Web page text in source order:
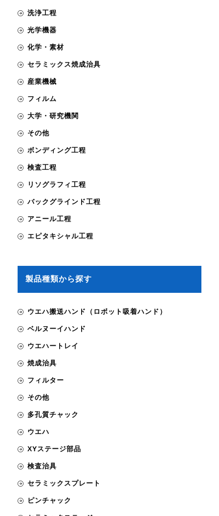
洗浄工程
光学機器
化学・素材
セラミックス焼成治具
産業機械
フィルム
大学・研究機関
その他
ボンディング工程
検査工程
リソグラフィ工程
バックグラインド工程
アニール工程
エピタキシャル工程
製品種類から探す
ウエハ搬送ハンド（ロボット吸着ハンド）
ベルヌーイハンド
ウエハートレイ
焼成治具
フィルター
その他
多孔質チャック
ウエハ
XYステージ部品
検査治具
セラミックスプレート
ピンチャック